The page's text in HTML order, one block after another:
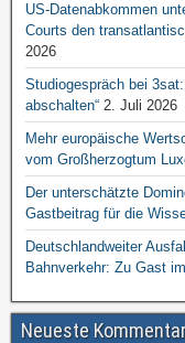
US-Datenabkommen
Courts den
2026
Studiogespräch bei
abschalten“ 2. Juli 2026
Mehr europäische
vom Großherzogtum
Der unterschätzte
Gastbeitrag für die
Deutschlandweiter
Bahnverkehr: Zu Gast
Neueste